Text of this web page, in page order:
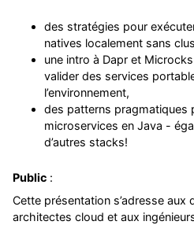
des stratégies pour
natives localement sans
une intro à Dapr et
valider des services
l’environnement,
des patterns pragmatiques
microservices en Java -
d’autres stacks!
Public :
Cette présentation s’adresse aux
architectes cloud et aux